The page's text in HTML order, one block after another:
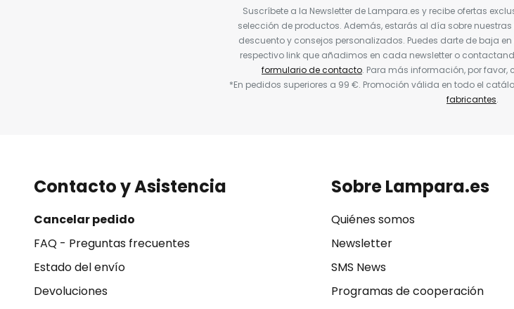
Suscríbete a la Newsletter de Lampara.es y recibe ofertas
selección de productos. Además, estarás al día sobre
descuento y consejos personalizados. Puedes darte de baja
respectivo link que añadimos en cada newsletter o
formulario de contacto. Para más información, por favor,
*En pedidos superiores a 99 €. Promoción válida en todo el
fabricantes.
Contacto y Asistencia
Cancelar pedido
FAQ - Preguntas frecuentes
Estado del envío
Devoluciones
Sobre Lampara.es
Quiénes somos
Newsletter
SMS News
Programas de cooperación